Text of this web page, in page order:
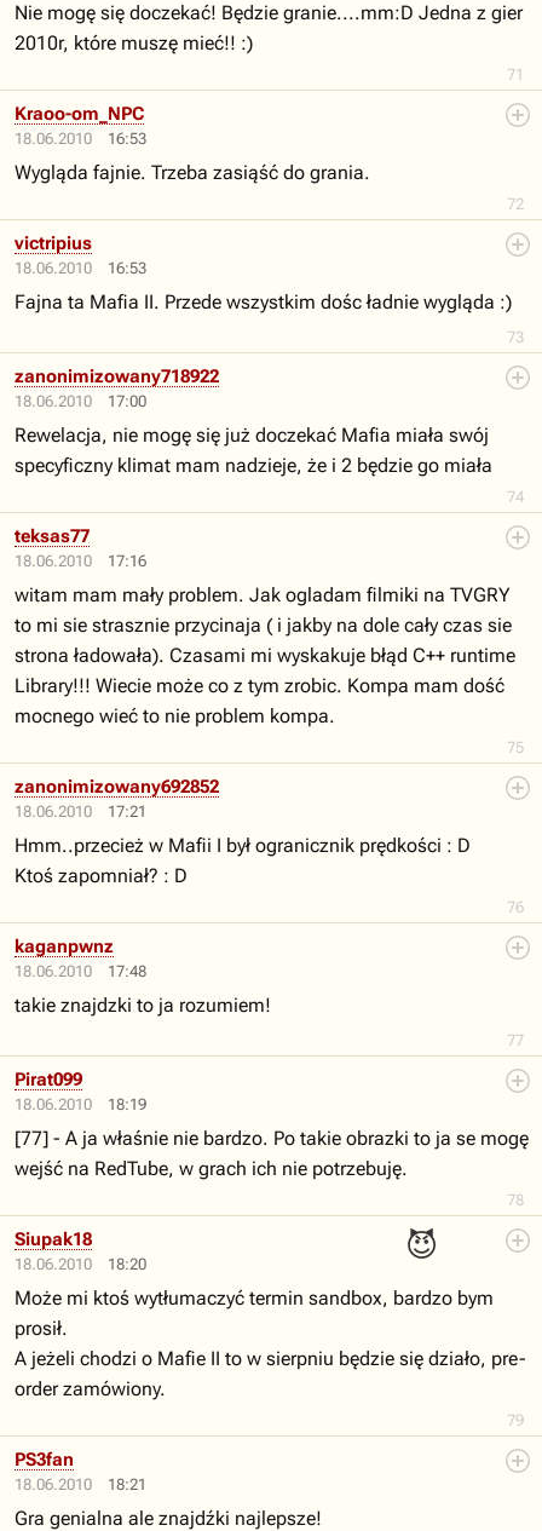
71
Nie mogę się doczekać! Będzie granie....mm:D Jedna z gier
2010r, które muszę mieć!! :)
18.06.2010 16:53
72
Kraoo-om_NPC
Wygląda fajnie. Trzeba zasiąść do grania.
18.06.2010 16:53
73
victripius
Fajna ta Mafia II. Przede wszystkim dośc ładnie wygląda :)
18.06.2010 17:00
74
zanonimizowany718922
Rewelacja, nie mogę się już doczekać Mafia miała swój
specyficzny klimat mam nadzieje, że i 2 będzie go miała
18.06.2010 17:16
75
teksas77
witam mam mały problem. Jak ogladam filmiki na TVGRY
to mi sie strasznie przycinaja ( i jakby na dole cały czas sie
strona ładowała). Czasami mi wyskakuje błąd C++ runtime
Library!!! Wiecie może co z tym zrobic. Kompa mam dość
mocnego wieć to nie problem kompa.
18.06.2010 17:21
76
zanonimizowany692852
Hmm..przecież w Mafii I był ogranicznik prędkości : D
Ktoś zapomniał? : D
18.06.2010 17:48
77
kaganpwnz
takie znajdzki to ja rozumiem!
18.06.2010 18:19
78
Pirat099
[77] - A ja właśnie nie bardzo. Po takie obrazki to ja se mogę
wejść na RedTube, w grach ich nie potrzebuję.
18.06.2010 18:20
😈
79
Siupak18
Może mi ktoś wytłumaczyć termin sandbox, bardzo bym
prosił.
A jeżeli chodzi o Mafie II to w sierpniu będzie się działo, pre-
order zamówiony.
18.06.2010 18:21
PS3fan
Gra genialna ale znajdźki najlepsze!